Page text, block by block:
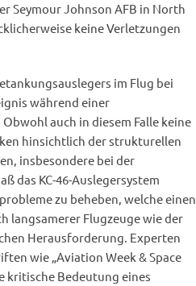
Seymour Johnson AFB in North
keine Verletzungen
im Flug bei
während einer
auch in diesem Falle keine
hinsichtlich der strukturellen
insbesondere bei der
das KC-46-Auslegersystem
zu beheben, welche einen
langsamerer Flugzeuge wie der
Herausforderung. Experten
wie „Aviation Week & Space
kritische Bedeutung eines